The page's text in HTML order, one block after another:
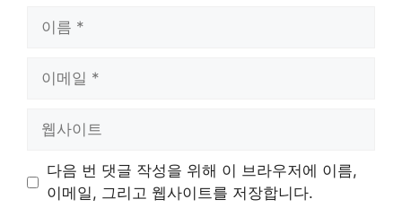
트
다음 번 댓글 작성을 위해 이 브라우저에 이름,
이메일, 그리고 웹사이트를 저장합니다.